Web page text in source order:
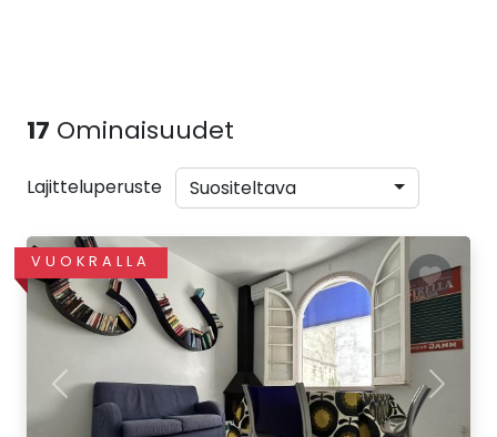
17 Ominaisuudet
Lajitteluperuste Suositeltava
VUOKRALLA
Previous Next